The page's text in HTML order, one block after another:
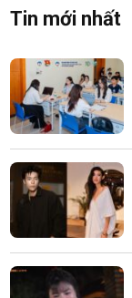
Tin mới nhất